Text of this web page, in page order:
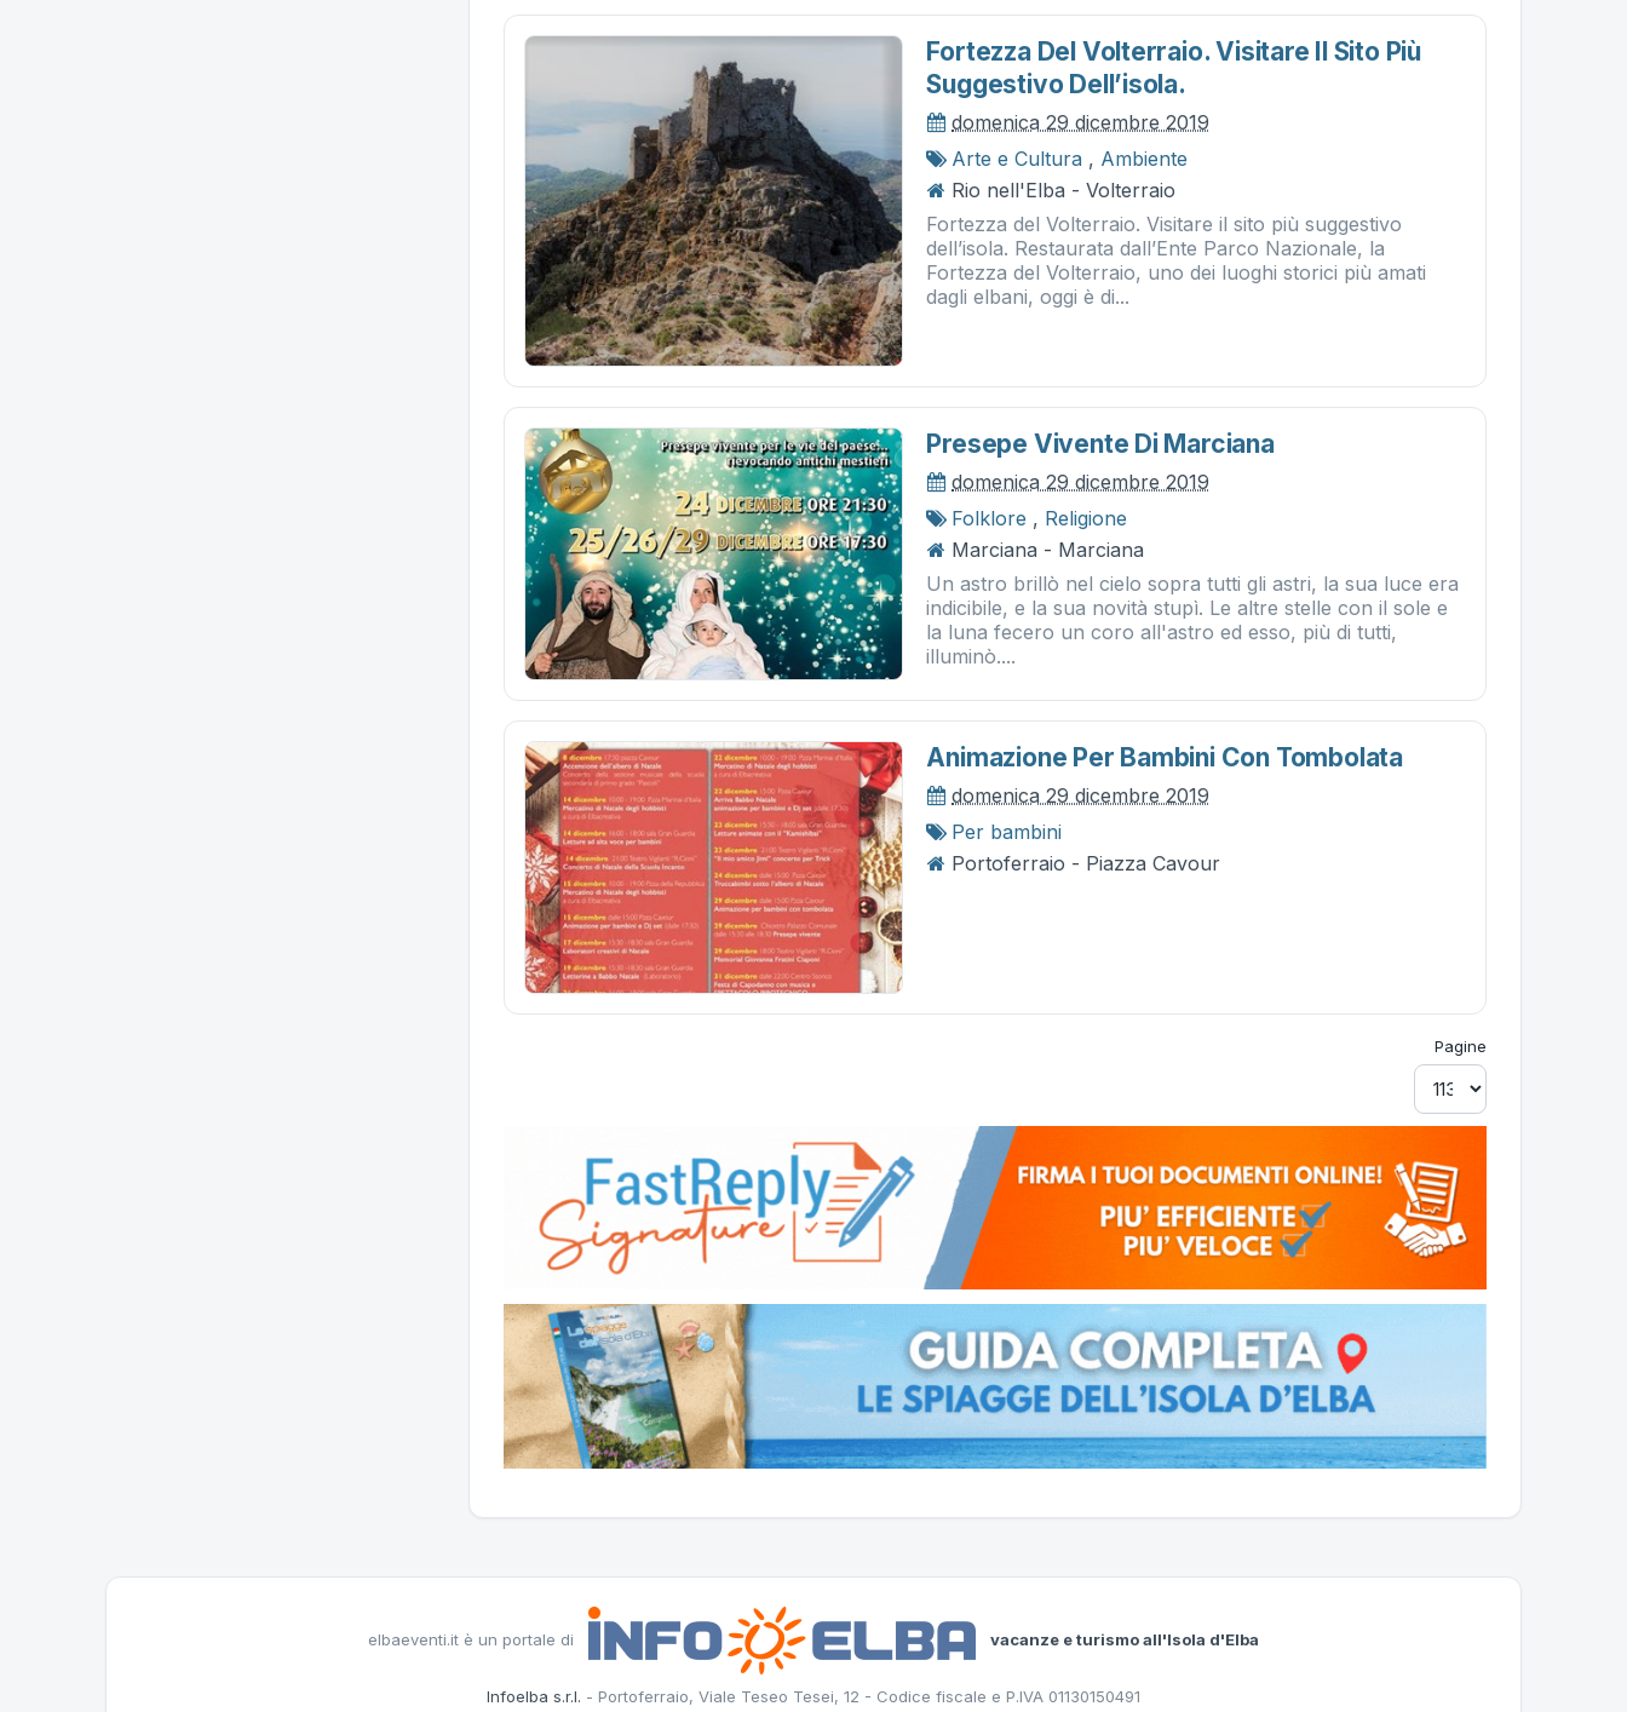
Fortezza Del Volterraio. Visitare Il Sito Più
Suggestivo Dell’isola.
domenica 29 dicembre 2019
Arte e Cultura , Ambiente
Rio nell'Elba - Volterraio
Fortezza del Volterraio. Visitare il sito più suggestivo
dell’isola. Restaurata dall’Ente Parco Nazionale, la
Fortezza del Volterraio, uno dei luoghi storici più amati
dagli elbani, oggi è di...
Presepe Vivente Di Marciana
domenica 29 dicembre 2019
Folklore , Religione
Marciana - Marciana
Un astro brillò nel cielo sopra tutti gli astri, la sua luce era
indicibile, e la sua novità stupì. Le altre stelle con il sole e
la luna fecero un coro all'astro ed esso, più di tutti,
illuminò....
Animazione Per Bambini Con Tombolata
domenica 29 dicembre 2019
Per bambini
Portoferraio - Piazza Cavour
Pagine
elbaeventi.it è un portale di vacanze e turismo all'Isola d'Elba
Infoelba s.r.l. - Portoferraio, Viale Teseo Tesei, 12 - Codice fiscale e P.IVA 01130150491